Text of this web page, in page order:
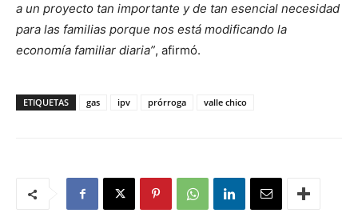
a un proyecto tan importante y de tan esencial necesidad
para las familias porque nos está modificando la
economía familiar diaria”, afirmó.
ETIQUETAS gas ipv prórroga valle chico